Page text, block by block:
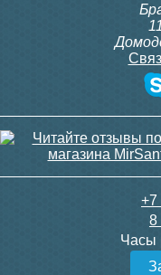
+7
8
Часы